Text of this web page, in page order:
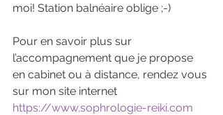
moi! Station balnéaire oblige ;-)
Pour en savoir plus sur
l’accompagnement que je propose
en cabinet ou à distance, rendez vous
sur mon site internet
https://www.sophrologie-reiki.com